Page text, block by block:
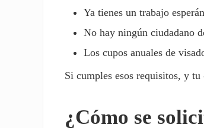
Ya tienes un trabajo
No hay ningún ciudadano
Los cupos anuales de
Si cumples esos requisitos, y
¿Cómo se